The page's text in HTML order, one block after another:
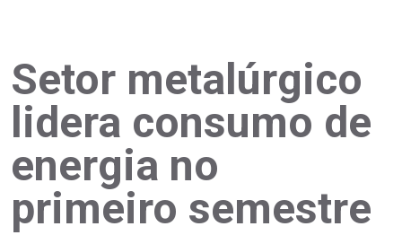
Setor metalúrgico
lidera consumo de
energia no
primeiro semestre